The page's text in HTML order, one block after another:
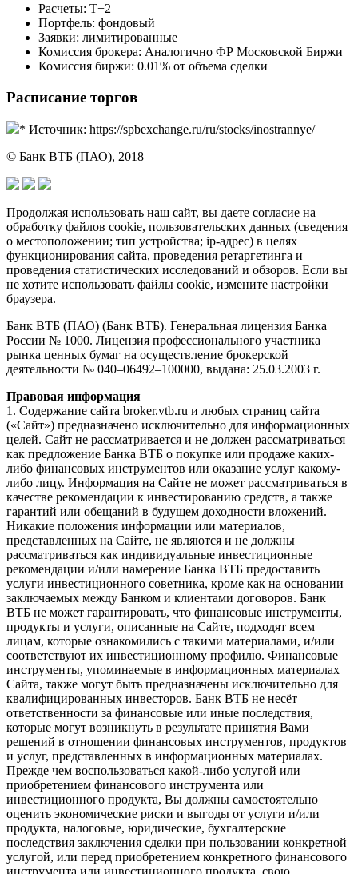
Расчеты: Т+2
Портфель: фондовый
Заявки: лимитированные
Комиссия брокера: Аналогично ФР Московской Биржи
Комиссия биржи: 0.01% от объема сделки
Расписание торгов
* Источник: https://spbexchange.ru/ru/stocks/inostrannye/
© Банк ВТБ (ПАО), 2018
Продолжая использовать наш сайт, вы даете согласие на
обработку файлов cookie, пользовательских данных (сведения
о местоположении; тип устройства; ip-адрес) в целях
функционирования сайта, проведения ретаргетинга и
проведения статистических исследований и обзоров. Если вы
не хотите использовать файлы cookie, измените настройки
браузера.
Банк ВТБ (ПАО) (Банк ВТБ). Генеральная лицензия Банка
России № 1000. Лицензия профессионального участника
рынка ценных бумаг на осуществление брокерской
деятельности № 040–06492–100000, выдана: 25.03.2003 г.
Правовая информация
1. Содержание сайта broker.vtb.ru и любых страниц сайта
(«Сайт») предназначено исключительно для информационных
целей. Сайт не рассматривается и не должен рассматриваться
как предложение Банка ВТБ о покупке или продаже каких-
либо финансовых инструментов или оказание услуг какому-
либо лицу. Информация на Сайте не может рассматриваться в
качестве рекомендации к инвестированию средств, а также
гарантий или обещаний в будущем доходности вложений.
Никакие положения информации или материалов,
представленных на Сайте, не являются и не должны
рассматриваться как индивидуальные инвестиционные
рекомендации и/или намерение Банка ВТБ предоставить
услуги инвестиционного советника, кроме как на основании
заключаемых между Банком и клиентами договоров. Банк
ВТБ не может гарантировать, что финансовые инструменты,
продукты и услуги, описанные на Сайте, подходят всем
лицам, которые ознакомились с такими материалами, и/или
соответствуют их инвестиционному профилю. Финансовые
инструменты, упоминаемые в информационных материалах
Сайта, также могут быть предназначены исключительно для
квалифицированных инвесторов. Банк ВТБ не несёт
ответственности за финансовые или иные последствия,
которые могут возникнуть в результате принятия Вами
решений в отношении финансовых инструментов, продуктов
и услуг, представленных в информационных материалах.
Прежде чем воспользоваться какой-либо услугой или
приобретением финансового инструмента или
инвестиционного продукта, Вы должны самостоятельно
оценить экономические риски и выгоды от услуги и/или
продукта, налоговые, юридические, бухгалтерские
последствия заключения сделки при пользовании конкретной
услугой, или перед приобретением конкретного финансового